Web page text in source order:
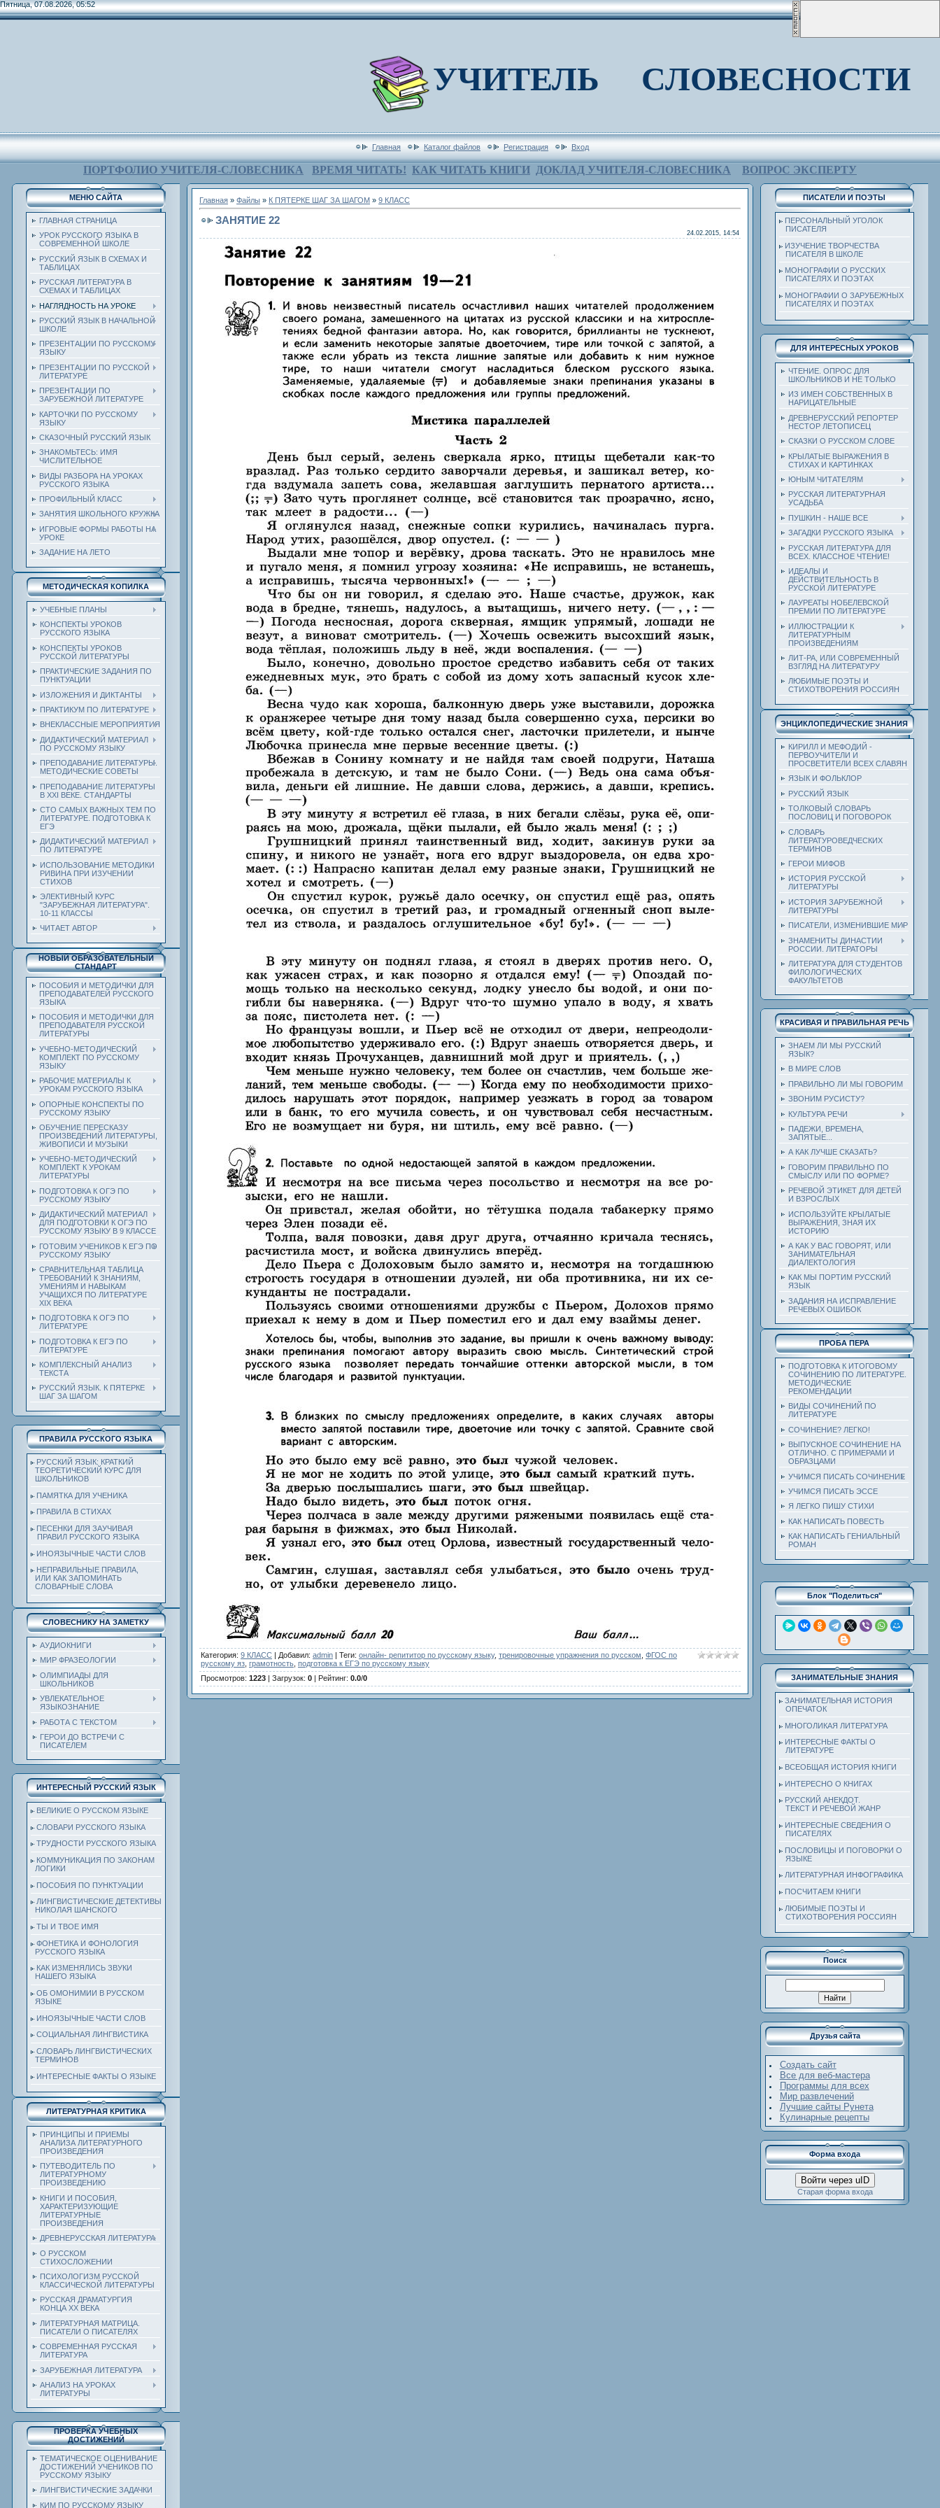
Пятница, 07.08.2026, 05:52
УЧИТЕЛЬ СЛОВЕСНОСТИ
Главная Каталог файлов Регистрация Вход
ПОРТФОЛИО УЧИТЕЛЯ-СЛОВЕСНИКА ВРЕМЯ ЧИТАТЬ! КАК ЧИТАТЬ КНИГИ ДОКЛАД УЧИТЕЛЯ-СЛОВЕСНИКА ВОПРОС ЭКСПЕРТУ
МЕНЮ САЙТА
ГЛАВНАЯ СТРАНИЦА
УРОК РУССКОГО ЯЗЫКА В
СОВРЕМЕННОЙ ШКОЛЕ
РУССКИЙ ЯЗЫК В СХЕМАХ И
ТАБЛИЦАХ
РУССКАЯ ЛИТЕРАТУРА В
СХЕМАХ И ТАБЛИЦАХ
НАГЛЯДНОСТЬ НА УРОКЕ
РУССКИЙ ЯЗЫК В НАЧАЛЬНОЙ
ШКОЛЕ
ПРЕЗЕНТАЦИИ ПО РУССКОМУ
ЯЗЫКУ
ПРЕЗЕНТАЦИИ ПО РУССКОЙ
ЛИТЕРАТУРЕ
ПРЕЗЕНТАЦИИ ПО
ЗАРУБЕЖНОЙ ЛИТЕРАТУРЕ
КАРТОЧКИ ПО РУССКОМУ
ЯЗЫКУ
СКАЗОЧНЫЙ РУССКИЙ ЯЗЫК
ЗНАКОМЬТЕСЬ: ИМЯ
ЧИСЛИТЕЛЬНОЕ
ВИДЫ РАЗБОРА НА УРОКАХ
РУССКОГО ЯЗЫКА
ПРОФИЛЬНЫЙ КЛАСС
ЗАНЯТИЯ ШКОЛЬНОГО КРУЖКА
ИГРОВЫЕ ФОРМЫ РАБОТЫ НА
УРОКЕ
ЗАДАНИЕ НА ЛЕТО
МЕТОДИЧЕСКАЯ КОПИЛКА
УЧЕБНЫЕ ПЛАНЫ
КОНСПЕКТЫ УРОКОВ
РУССКОГО ЯЗЫКА
КОНСПЕКТЫ УРОКОВ
РУССКОЙ ЛИТЕРАТУРЫ
ПРАКТИЧЕСКИЕ ЗАДАНИЯ ПО
ПУНКТУАЦИИ
ИЗЛОЖЕНИЯ И ДИКТАНТЫ
ПРАКТИКУМ ПО ЛИТЕРАТУРЕ
ВНЕКЛАССНЫЕ МЕРОПРИЯТИЯ
ДИДАКТИЧЕСКИЙ МАТЕРИАЛ
ПО РУССКОМУ ЯЗЫКУ
ПРЕПОДАВАНИЕ ЛИТЕРАТУРЫ.
МЕТОДИЧЕСКИЕ СОВЕТЫ
ПРЕПОДАВАНИЕ ЛИТЕРАТУРЫ
В XXI ВЕКЕ. СТАНДАРТЫ
СТО САМЫХ ВАЖНЫХ ТЕМ ПО
ЛИТЕРАТУРЕ. ПОДГОТОВКА К
ЕГЭ
ДИДАКТИЧЕСКИЙ МАТЕРИАЛ
ПО ЛИТЕРАТУРЕ
ИСПОЛЬЗОВАНИЕ МЕТОДИКИ
РИВИНА ПРИ ИЗУЧЕНИИ
СТИХОВ
ЭЛЕКТИВНЫЙ КУРС
"ЗАРУБЕЖНАЯ ЛИТЕРАТУРА".
10-11 КЛАССЫ
ЧИТАЕТ АВТОР
НОВЫЙ ОБРАЗОВАТЕЛЬНЫЙ
СТАНДАРТ
ПОСОБИЯ И МЕТОДИЧКИ ДЛЯ
ПРЕПОДАВАТЕЛЕЙ РУССКОГО
ЯЗЫКА
ПОСОБИЯ И МЕТОДИЧКИ ДЛЯ
ПРЕПОДАВАТЕЛЯ РУССКОЙ
ЛИТЕРАТУРЫ
УЧЕБНО-МЕТОДИЧЕСКИЙ
КОМПЛЕКТ ПО РУССКОМУ
ЯЗЫКУ
РАБОЧИЕ МАТЕРИАЛЫ К
УРОКАМ РУССКОГО ЯЗЫКА
ОПОРНЫЕ КОНСПЕКТЫ ПО
РУССКОМУ ЯЗЫКУ
ОБУЧЕНИЕ ПЕРЕСКАЗУ
ПРОИЗВЕДЕНИЙ ЛИТЕРАТУРЫ,
ЖИВОПИСИ И МУЗЫКИ
УЧЕБНО-МЕТОДИЧЕСКИЙ
КОМПЛЕКТ К УРОКАМ
ЛИТЕРАТУРЫ
ПОДГОТОВКА К ОГЭ ПО
РУССКОМУ ЯЗЫКУ
ДИДАКТИЧЕСКИЙ МАТЕРИАЛ
ДЛЯ ПОДГОТОВКИ К ОГЭ ПО
РУССКОМУ ЯЗЫКУ В 9 КЛАССЕ
ГОТОВИМ УЧЕНИКОВ К ЕГЭ ПО
РУССКОМУ ЯЗЫКУ
СРАВНИТЕЛЬНАЯ ТАБЛИЦА
ТРЕБОВАНИЙ К ЗНАНИЯМ,
УМЕНИЯМ И НАВЫКАМ
УЧАЩИХСЯ ПО ЛИТЕРАТУРЕ
ХIХ ВЕКА
ПОДГОТОВКА К ОГЭ ПО
ЛИТЕРАТУРЕ
ПОДГОТОВКА К ЕГЭ ПО
ЛИТЕРАТУРЕ
КОМПЛЕКСНЫЙ АНАЛИЗ
ТЕКСТА
РУССКИЙ ЯЗЫК. К ПЯТЕРКЕ
ШАГ ЗА ШАГОМ
ПРАВИЛА РУССКОГО ЯЗЫКА
РУССКИЙ ЯЗЫК: КРАТКИЙ
ТЕОРЕТИЧЕСКИЙ КУРС ДЛЯ
ШКОЛЬНИКОВ
ПАМЯТКА ДЛЯ УЧЕНИКА
ПРАВИЛА В СТИХАХ
ПЕСЕНКИ ДЛЯ ЗАУЧИВАЯ
ПРАВИЛ РУССКОГО ЯЗЫКА
ИНОЯЗЫЧНЫЕ ЧАСТИ СЛОВ
НЕПРАВИЛЬНЫЕ ПРАВИЛА,
ИЛИ КАК ЗАПОМИНАТЬ
СЛОВАРНЫЕ СЛОВА
СЛОВЕСНИКУ НА ЗАМЕТКУ
АУДИОКНИГИ
МИР ФРАЗЕОЛОГИИ
ОЛИМПИАДЫ ДЛЯ
ШКОЛЬНИКОВ
УВЛЕКАТЕЛЬНОЕ
ЯЗЫКОЗНАНИЕ
РАБОТА С ТЕКСТОМ
ГЕРОИ ДО ВСТРЕЧИ С
ПИСАТЕЛЕМ
ИНТЕРЕСНЫЙ РУССКИЙ ЯЗЫК
ВЕЛИКИЕ О РУССКОМ ЯЗЫКЕ
СЛОВАРИ РУССКОГО ЯЗЫКА
ТРУДНОСТИ РУССКОГО ЯЗЫКА
КОММУНИКАЦИЯ ПО ЗАКОНАМ
ЛОГИКИ
ПОСОБИЯ ПО ПУНКТУАЦИИ
ЛИНГВИСТИЧЕСКИЕ ДЕТЕКТИВЫ
НИКОЛАЯ ШАНСКОГО
ТЫ И ТВОЕ ИМЯ
ФОНЕТИКА И ФОНОЛОГИЯ
РУССКОГО ЯЗЫКА
КАК ИЗМЕНЯЛИСЬ ЗВУКИ
НАШЕГО ЯЗЫКА
ОБ ОМОНИМИИ В РУССКОМ
ЯЗЫКЕ
ИНОЯЗЫЧНЫЕ ЧАСТИ СЛОВ
СОЦИАЛЬНАЯ ЛИНГВИСТИКА
СЛОВАРЬ ЛИНГВИСТИЧЕСКИХ
ТЕРМИНОВ
ИНТЕРЕСНЫЕ ФАКТЫ О ЯЗЫКЕ
ЛИТЕРАТУРНАЯ КРИТИКА
ПРИНЦИПЫ И ПРИЕМЫ
АНАЛИЗА ЛИТЕРАТУРНОГО
ПРОИЗВЕДЕНИЯ
ПУТЕВОДИТЕЛЬ ПО
ЛИТЕРАТУРНОМУ
ПРОИЗВЕДЕНИЮ
КНИГИ И ПОСОБИЯ,
ХАРАКТЕРИЗУЮЩИЕ
ЛИТЕРАТУРНЫЕ
ПРОИЗВЕДЕНИЯ
ДРЕВНЕРУССКАЯ ЛИТЕРАТУРА
О РУССКОМ
СТИХОСЛОЖЕНИИ
ПСИХОЛОГИЗМ РУССКОЙ
КЛАССИЧЕСКОЙ ЛИТЕРАТУРЫ
РУССКАЯ ДРАМАТУРГИЯ
КОНЦА ХХ ВЕКА
ЛИТЕРАТУРНАЯ МАТРИЦА.
ПИСАТЕЛИ О ПИСАТЕЛЯХ
СОВРЕМЕННАЯ РУССКАЯ
ЛИТЕРАТУРА
ЗАРУБЕЖНАЯ ЛИТЕРАТУРА
АНАЛИЗ НА УРОКАХ
ЛИТЕРАТУРЫ
ПРОВЕРКА УЧЕБНЫХ
ДОСТИЖЕНИЙ
ТЕМАТИЧЕСКОЕ ОЦЕНИВАНИЕ
ДОСТИЖЕНИЙ УЧЕНИКОВ ПО
РУССКОМУ ЯЗЫКУ
ЛИНГВИСТИЧЕСКИЕ ЗАДАЧКИ
КИМ ПО РУССКОМУ ЯЗЫКУ
Главная » Файлы » К ПЯТЕРКЕ ШАГ ЗА ШАГОМ » 9 КЛАСС
ЗАНЯТИЕ 22
24.02.2015, 14:54
Категория: 9 КЛАСС | Добавил: admin | Теги: онлайн- репититор по русскому языку, тренировочные упражнения по русском ФГОС по
русскому яз грамотность подготовка к ЕГЭ по русскому языку
Просмотров: 1223 | Загрузок: 0 | Рейтинг: 0.0/0
ПИСАТЕЛИ И ПОЭТЫ
ПЕРСОНАЛЬНЫЙ УГОЛОК
ПИСАТЕЛЯ
ИЗУЧЕНИЕ ТВОРЧЕСТВА
ПИСАТЕЛЯ В ШКОЛЕ
МОНОГРАФИИ О РУССКИХ
ПИСАТЕЛЯХ И ПОЭТАХ
МОНОГРАФИИ О ЗАРУБЕЖНЫХ
ПИСАТЕЛЯХ И ПОЭТАХ
ДЛЯ ИНТЕРЕСНЫХ УРОКОВ
ЧТЕНИЕ. ОПРОС ДЛЯ
ШКОЛЬНИКОВ И НЕ ТОЛЬКО
ИЗ ИМЕН СОБСТВЕННЫХ В
НАРИЦАТЕЛЬНЫЕ
ДРЕВНЕРУССКИЙ РЕПОРТЕР
НЕСТОР ЛЕТОПИСЕЦ
СКАЗКИ О РУССКОМ СЛОВЕ
КРЫЛАТЫЕ ВЫРАЖЕНИЯ В
СТИХАХ И КАРТИНКАХ
ЮНЫМ ЧИТАТЕЛЯМ
РУССКАЯ ЛИТЕРАТУРНАЯ
УСАДЬБА
ПУШКИН - НАШЕ ВСЕ
ЗАГАДКИ РУССКОГО ЯЗЫКА
РУССКАЯ ЛИТЕРАТУРА ДЛЯ
ВСЕХ. КЛАССНОЕ ЧТЕНИЕ!
ИДЕАЛЫ И
ДЕЙСТВИТЕЛЬНОСТЬ В
РУССКОЙ ЛИТЕРАТУРЕ
ЛАУРЕАТЫ НОБЕЛЕВСКОЙ
ПРЕМИИ ПО ЛИТЕРАТУРЕ
ИЛЛЮСТРАЦИИ К
ЛИТЕРАТУРНЫМ
ПРОИЗВЕДЕНИЯМ
ЛИТ-РА, ИЛИ СОВРЕМЕННЫЙ
ВЗГЛЯД НА ЛИТЕРАТУРУ
ЛЮБИМЫЕ ПОЭТЫ И
СТИХОТВОРЕНИЯ РОССИЯН
ЭНЦИКЛОПЕДИЧЕСКИЕ ЗНАНИЯ
КИРИЛЛ И МЕФОДИЙ -
ПЕРВОУЧИТЕЛИ И
ПРОСВЕТИТЕЛИ ВСЕХ СЛАВЯН
ЯЗЫК И ФОЛЬКЛОР
РУССКИЙ ЯЗЫК
ТОЛКОВЫЙ СЛОВАРЬ
ПОСЛОВИЦ И ПОГОВОРОК
СЛОВАРЬ
ЛИТЕРАТУРОВЕДЧЕСКИХ
ТЕРМИНОВ
ГЕРОИ МИФОВ
ИСТОРИЯ РУССКОЙ
ЛИТЕРАТУРЫ
ИСТОРИЯ ЗАРУБЕЖНОЙ
ЛИТЕРАТУРЫ
ПИСАТЕЛИ, ИЗМЕНИВШИЕ МИР
ЗНАМЕНИТЫ ДИНАСТИИ
РОССИИ. ЛИТЕРАТОРЫ
ЛИТЕРАТУРА ДЛЯ СТУДЕНТОВ
ФИЛОЛОГИЧЕСКИХ
ФАКУЛЬТЕТОВ
КРАСИВАЯ И ПРАВИЛЬНАЯ РЕЧЬ
ЗНАЕМ ЛИ МЫ РУССКИЙ
ЯЗЫК?
В МИРЕ СЛОВ
ПРАВИЛЬНО ЛИ МЫ ГОВОРИМ
ЗВОНИМ РУСИСТУ?
КУЛЬТУРА РЕЧИ
ПАДЕЖИ, ВРЕМЕНА,
ЗАПЯТЫЕ...
А КАК ЛУЧШЕ СКАЗАТЬ?
ГОВОРИМ ПРАВИЛЬНО ПО
СМЫСЛУ ИЛИ ПО ФОРМЕ?
РЕЧЕВОЙ ЭТИКЕТ ДЛЯ ДЕТЕЙ
И ВЗРОСЛЫХ
ИСПОЛЬЗУЙТЕ КРЫЛАТЫЕ
ВЫРАЖЕНИЯ, ЗНАЯ ИХ
ИСТОРИЮ
А КАК У ВАС ГОВОРЯТ, ИЛИ
ЗАНИМАТЕЛЬНАЯ
ДИАЛЕКТОЛОГИЯ
КАК МЫ ПОРТИМ РУССКИЙ
ЯЗЫК
ЗАДАНИЯ НА ИСПРАВЛЕНИЕ
РЕЧЕВЫХ ОШИБОК
ПРОБА ПЕРА
ПОДГОТОВКА К ИТОГОВОМУ
СОЧИНЕНИЮ ПО ЛИТЕРАТУРЕ.
МЕТОДИЧЕСКИЕ
РЕКОМЕНДАЦИИ
ВИДЫ СОЧИНЕНИЙ ПО
ЛИТЕРАТУРЕ
СОЧИНЕНИЕ? ЛЕГКО!
ВЫПУСКНОЕ СОЧИНЕНИЕ НА
ОТЛИЧНО. С ПРИМЕРАМИ И
ОБРАЗЦАМИ
УЧИМСЯ ПИСАТЬ СОЧИНЕНИЕ
УЧИМСЯ ПИСАТЬ ЭССЕ
Я ЛЕГКО ПИШУ СТИХИ
КАК НАПИСАТЬ ПОВЕСТЬ
КАК НАПИСАТЬ ГЕНИАЛЬНЫЙ
РОМАН
Блок "Поделиться"
ЗАНИМАТЕЛЬНЫЕ ЗНАНИЯ
ЗАНИМАТЕЛЬНАЯ ИСТОРИЯ
ОПЕЧАТОК
МНОГОЛИКАЯ ЛИТЕРАТУРА
ИНТЕРЕСНЫЕ ФАКТЫ О
ЛИТЕРАТУРЕ
ВСЕОБЩАЯ ИСТОРИЯ КНИГИ
ИНТЕРЕСНО О КНИГАХ
РУССКИЙ АНЕКДОТ.
ТЕКСТ И РЕЧЕВОЙ ЖАНР
ИНТЕРЕСНЫЕ СВЕДЕНИЯ О
ПИСАТЕЛЯХ
ПОСЛОВИЦЫ И ПОГОВОРКИ О
ЯЗЫКЕ
ЛИТЕРАТУРНАЯ ИНФОГРАФИКА
ПОСЧИТАЕМ КНИГИ
ЛЮБИМЫЕ ПОЭТЫ И
СТИХОТВОРЕНИЯ РОССИЯН
Поиск
Друзья сайта
Создать сайт
Все для веб-мастера
Программы для всех
Мир развлечений
Лучшие сайты Рунета
Кулинарные рецепты
Форма входа
Войти через uID
Старая форма входа